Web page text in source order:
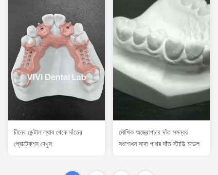
চীনের ডেন্টাল ল্যাব থেকে দাঁতের
প্রোটেকশন দেখুন
মৌখিক অস্ত্রোপচার দাঁত সমন্বয়
সংশোধন সাদা পাথর দাঁত স্টাডি মডেল